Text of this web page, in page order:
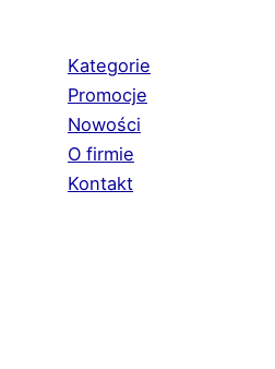
Kategorie
Promocje
Nowości
O firmie
Kontakt